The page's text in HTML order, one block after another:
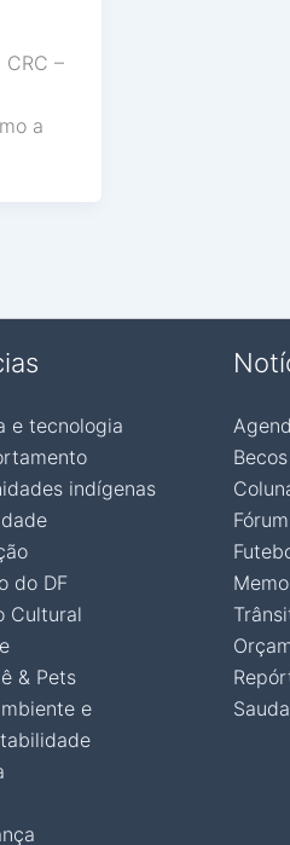
–
a
e tecnologia
indígenas
do DF
Cultural
& Pets
e